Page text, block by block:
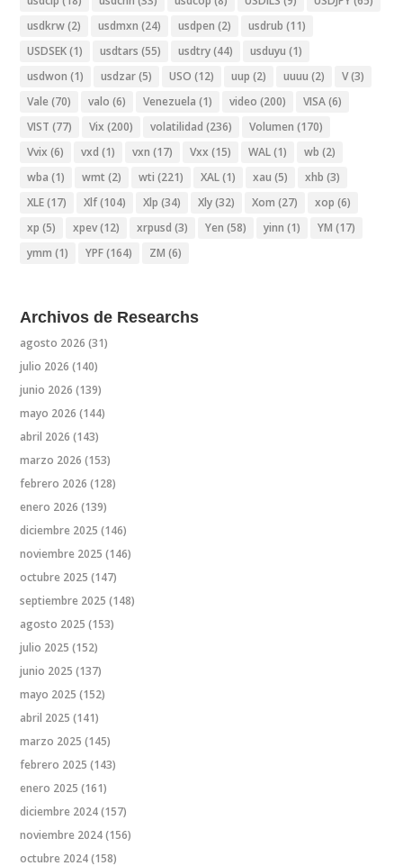
usdkrw(2) usdmxn (24) usdpen (2) usdrub (11)
USDSEK(1) usdtars (55) usdtry(44) usduyu (1)
usdwon (1) usdzar(5) USO (12) uup (2) uuuu (2) V(3)
Vale (70) valo (6) Venezuela (1) video (200) VISA(6)
VIST (77) Vix (200) volatilidad (236) Volumen (170)
Vvix (6) vxd (1) vxn (17) Vxx (15) WAL(1) wb (2)
wba (1) wmt (2) wti (221) XAL(1) xau (5) xhb (3)
XLE(17) Xlf(104) Xlp (34) Xly(32) Xom (27) xop (6)
xp (5) xpev(12) xrpusd (3) Yen (58) yinn (1) YM (17)
ymm (1) YPF(164) ZM (6)
Archivos de Researchs
agosto 2026 (31)
julio 2026 (140)
junio 2026 (139)
mayo 2026 (144)
abril 2026 (143)
marzo 2026 (153)
febrero 2026 (128)
enero 2026 (139)
diciembre 2025 (146)
noviembre 2025 (146)
octubre 2025 (147)
septiembre 2025 (148)
agosto 2025 (153)
julio 2025 (152)
junio 2025 (137)
mayo 2025 (152)
abril 2025 (141)
marzo 2025 (145)
febrero 2025 (143)
enero 2025 (161)
diciembre 2024(157)
noviembre 2024(156)
octubre 2024(158)